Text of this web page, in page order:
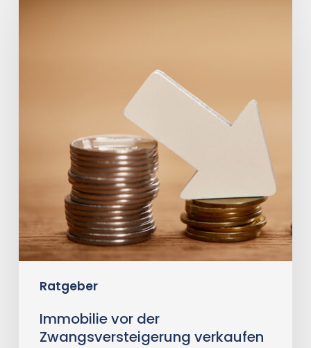
Ratgeber
Immobilie vor der
Zwangsversteigerung verkaufen